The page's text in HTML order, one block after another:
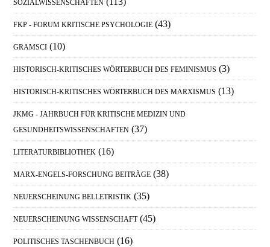
SOZIALWISSENSCHAFTEN
FKP - FORUM KRITISCHE PSYCHOLOGIE (43)
GRAMSCI (10)
HISTORISCH-KRITISCHES WÖRTERBUCH DES FEMINISMUS (3)
HISTORISCH-KRITISCHES WÖRTERBUCH DES MARXISMUS (13)
JKMG - JAHRBUCH FÜR KRITISCHE MEDIZIN UND
GESUNDHEITSWISSENSCHAFTEN (37)
LITERATURBIBLIOTHEK (16)
MARX-ENGELS-FORSCHUNG BEITRÄGE (38)
NEUERSCHEINUNG BELLETRISTIK (35)
NEUERSCHEINUNG WISSENSCHAFT (45)
POLITISCHES TASCHENBUCH (16)